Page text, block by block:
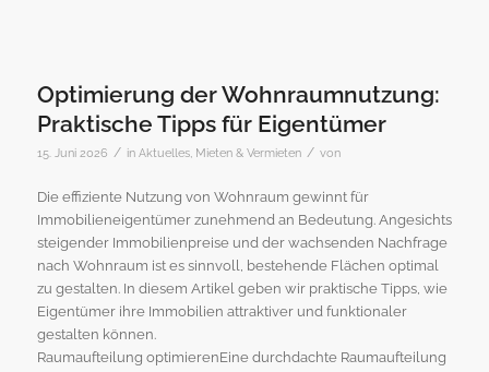
Optimierung der Wohnraumnutzung:
Praktische Tipps für Eigentümer
15. Juni 2026 / in Aktuelles, Mieten & Vermieten / von
Die effiziente Nutzung von Wohnraum gewinnt für
Immobilieneigentümer zunehmend an Bedeutung. Angesichts
steigender Immobilienpreise und der wachsenden Nachfrage
nach Wohnraum ist es sinnvoll, bestehende Flächen optimal
zu gestalten. In diesem Artikel geben wir praktische Tipps, wie
Eigentümer ihre Immobilien attraktiver und funktionaler
gestalten können.
Raumaufteilung optimierenEine durchdachte Raumaufteilung